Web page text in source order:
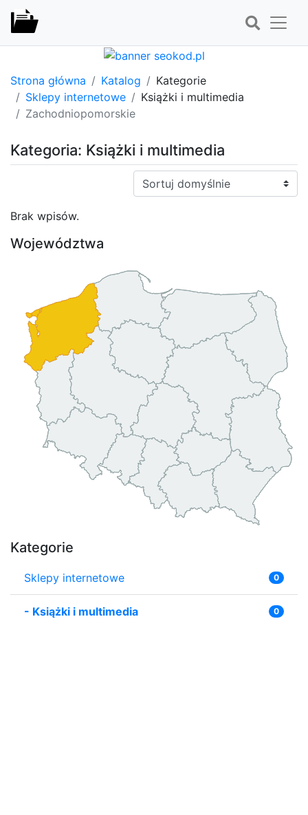
Strona główna Katalog
Kategorie
Sklepy internetowe
Książki i multimedia
Zachodniopomorskie
Kategoria: Książki i multimedia
Sortuj:
Brak wpisów.
Województwa
Kategorie
Sklepy internetowe 0
- Książki i multimedia 0